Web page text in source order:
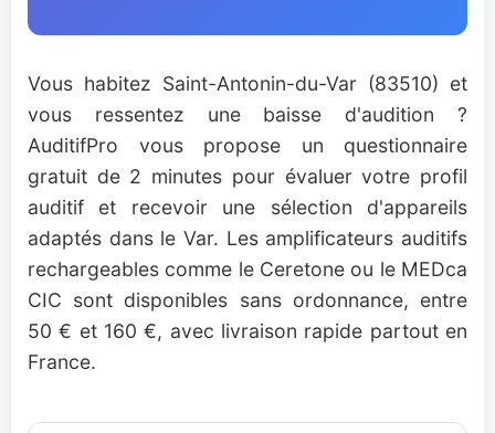
Vous habitez Saint-Antonin-du-Var (83510) et
vous ressentez une baisse d'audition ?
AuditifPro vous propose un questionnaire
gratuit de 2 minutes pour évaluer votre profil
auditif et recevoir une sélection d'appareils
adaptés dans le Var. Les amplificateurs auditifs
rechargeables comme le Ceretone ou le MEDca
CIC sont disponibles sans ordonnance, entre
50 € et 160 €, avec livraison rapide partout en
France.